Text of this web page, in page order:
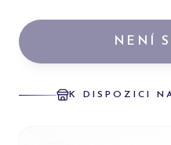
NENÍ
K DISPOZICI